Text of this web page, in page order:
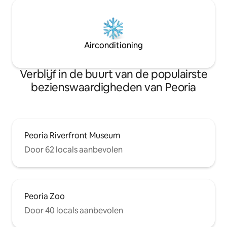
Airconditioning
Verblijf in de buurt van de populairste
bezienswaardigheden van Peoria
Peoria Riverfront Museum
Door 62 locals aanbevolen
Peoria Zoo
Door 40 locals aanbevolen